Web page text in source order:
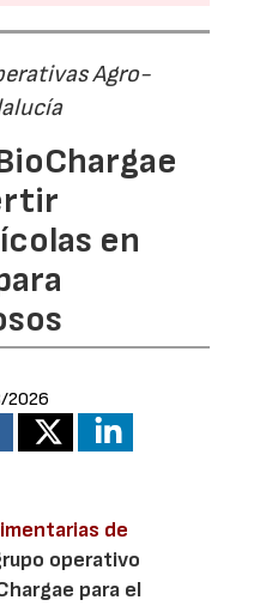
Agro-
en
2026
de
operativo
para el